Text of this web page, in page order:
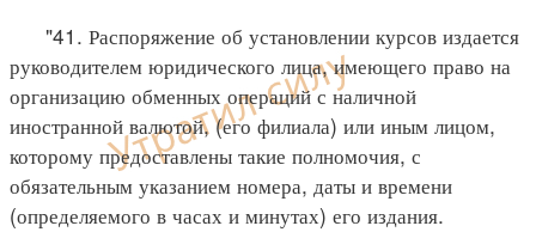
"41. Распоряжение об установлении курсов издается
руководителем юридического лица, имеющего право на
организацию обменных операций с наличной
иностранной валютой, (его филиала) или иным лицом,
которому предоставлены такие полномочия, с
обязательным указанием номера, даты и времени
(определяемого в часах и минутах) его издания.